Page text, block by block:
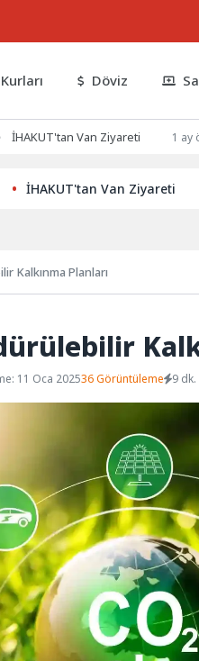
Döviz
İHAKUT'tan Van Ziyareti 1 ay
Van Ziyareti
Kalkınma Planları
11 Oca 202536 Görüntüleme 9 dk.